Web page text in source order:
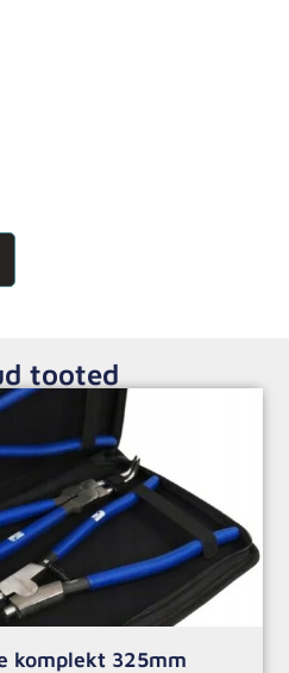
tooted
komplekt 325mm